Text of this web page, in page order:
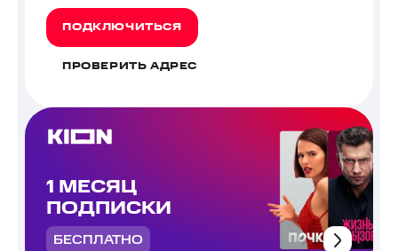
ПОДКЛЮЧИТЬСЯ
ПРОВЕРИТЬ АДРЕС
1 МЕСЯЦ
ПОДПИСКИ
БЕСПЛАТНО